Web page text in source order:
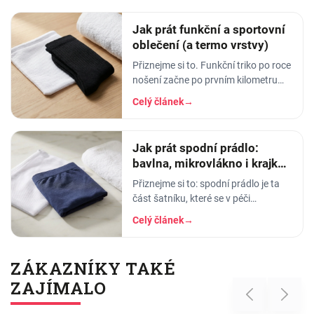
Jak prát funkční a sportovní
oblečení (a termo vrstvy)
Přiznejme si to. Funkční triko po roce
nošení začne po prvním kilometru
smrdět tak, že ho radši věšíte na
balkon než do skříně. Termoprádlo…
Celý článek→
Jak prát spodní prádlo:
bavlna, mikrovlákno i krajka,
aby vydrželo
Přiznejme si to: spodní prádlo je ta
část šatníku, které se v péči
věnujeme nejmíň. Hodíme ho do
pračky se vším ostatním, dáme
Celý článek→
ZÁKAZNÍKY TAKÉ
ZAJÍMALO
Previous Next